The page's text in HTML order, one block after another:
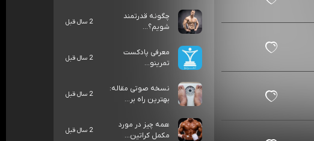
چگونه قدرتمند
شویم؟...
2 سال قبل
معرفی پادکست
تمرینو...
2 سال قبل
نسخه صوتی مقاله:
بهترین راه بر...
2 سال قبل
همه چیز در مورد
مکمل کراتین...
2 سال قبل